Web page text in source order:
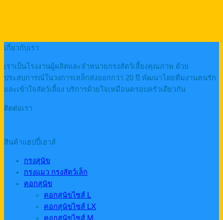
เกี่ยวกับเรา
เราเป็นโรงงานผู้ผลิตและจำหน่ายกรงสัตว์เลี้ยงคุณภาพ ด้วย
ประสบการณ์ในวงการเหล็กส่งออกกว่า 20 ปี พัฒนาโดยทีมงานคนรัก
และเข้าใจสัตว์เลี้ยง บริการด้วยใจเหมือนครอบครัวเดียวกัน
ติดต่อเรา
สินค้าแฮปปี้เฮาส์
กรงสุนัข
กรงแมว กรงสัตว์เล็ก
คอกสุนัข
คอกสุนัขไซส์ L
คอกสุนัขไซส์ LX
คอกสุนัขไซส์ M